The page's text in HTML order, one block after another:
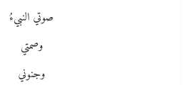
صوتي النبيءُ
وصمتي
وجنوني